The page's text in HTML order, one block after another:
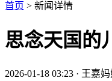
首页 > 新闻详情
思念天国的
2026-01-18 03:23 · 王嘉妈